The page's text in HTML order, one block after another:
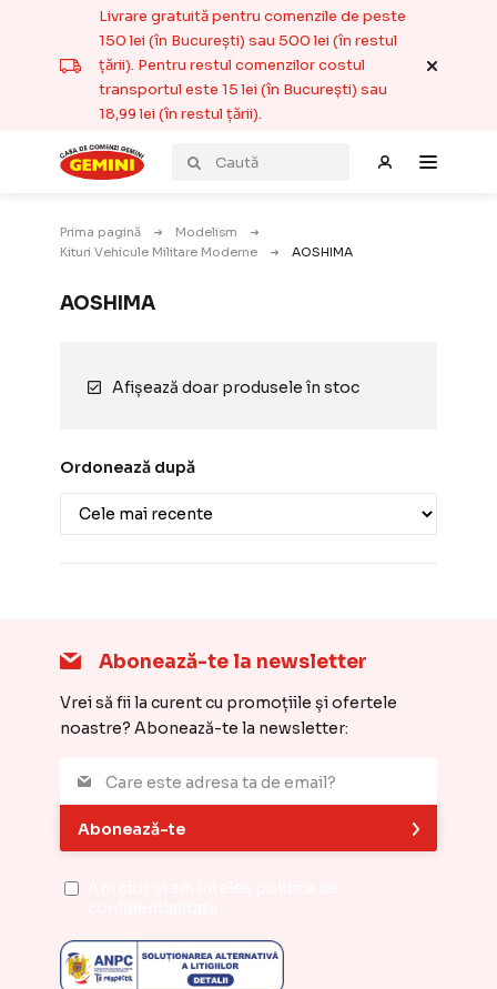
Livrare gratuită pentru comenzile de peste
150 lei (în București) sau 500 lei (în restul
țării). Pentru restul comenzilor costul
transportul este 15 lei (în București) sau
18,99 lei (în restul țării).
Prima pagină
Modelism
Kituri Vehicule Militare Moderne
AOSHIMA
AOSHIMA
Afișează doar produsele în stoc
Ordonează după
Abonează-te la newsletter
Vrei să fii la curent cu promoțiile și ofertele
noastre? Abonează-te la newsletter:
Abonează-te